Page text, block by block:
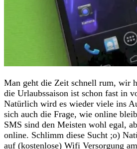
Man geht die Zeit schnell rum, wir
die Urlaubssaison ist schon fast in
Natürlich wird es wieder viele ins
sich auch die Frage, wie online
SMS sind den Meisten wohl egal,
online. Schlimm diese Sucht ;o)
auf (kostenlose) Wifi Versorgung